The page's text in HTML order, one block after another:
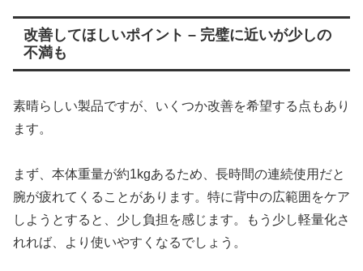
改善してほしいポイント – 完璧に近いが少しの
不満も
素晴らしい製品ですが、いくつか改善を希望する点もあり
ます。
まず、本体重量が約1kgあるため、長時間の連続使用だと
腕が疲れてくることがあります。特に背中の広範囲をケア
しようとすると、少し負担を感じます。もう少し軽量化さ
れれば、より使いやすくなるでしょう。